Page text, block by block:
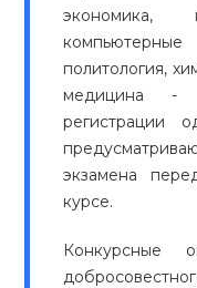
экономика,
политология,
медицина -
регистрации
экзамена
курсе.
Конкурсные